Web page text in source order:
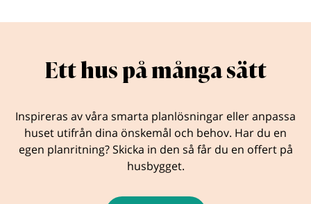
Ett hus på många sätt
Inspireras av våra smarta planlösningar eller anpassa
huset utifrån dina önskemål och behov. Har du en
egen planritning? Skicka in den så får du en offert på
husbygget.